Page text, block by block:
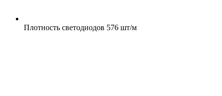
Плотность светодиодов 576 шт/м